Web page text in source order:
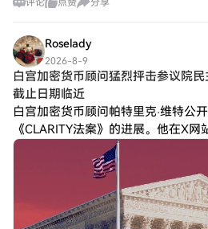
卖出策略:对于持有EPIC的投资者,当
评论 点赞 分享
Roselady
2026-8-9
白宫加密货币顾问猛烈抨击参议院
截止日期临近
白宫加密货币顾问帕特里克·维特公
《CLARITY法案》的进展。他在X
策划，在8月休会前对该法案进行一
面封锁措施。 他声称：“查克·舒